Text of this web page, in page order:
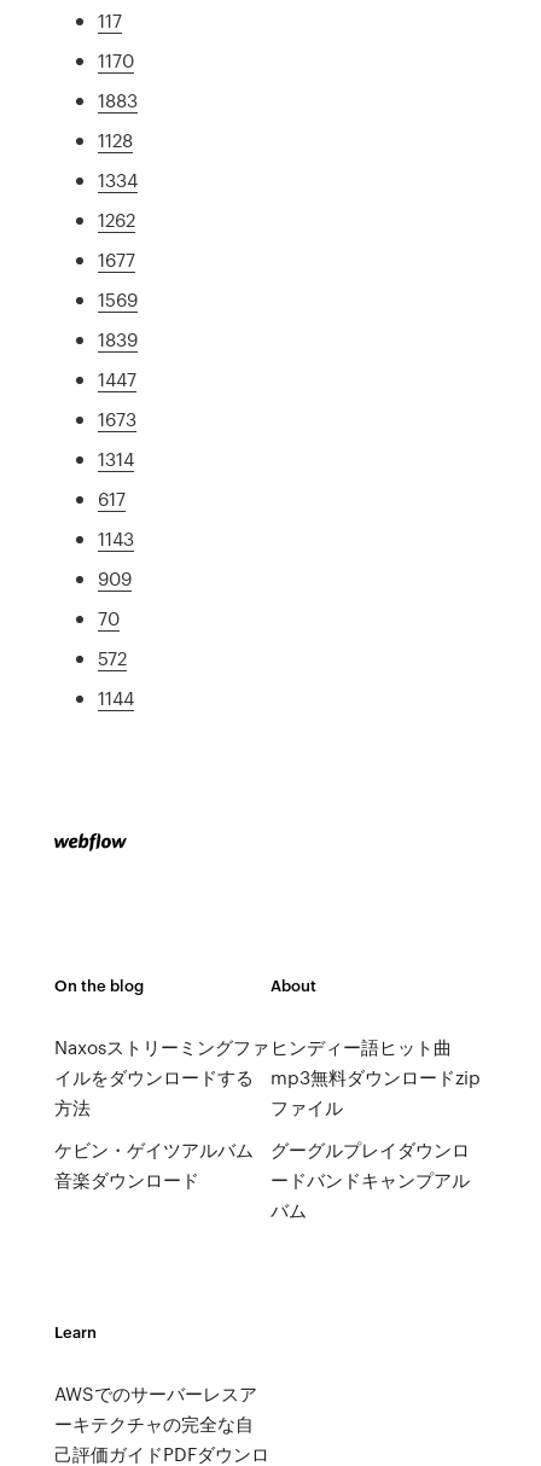
117
1170
1883
1128
1334
1262
1677
1569
1839
1447
1673
1314
617
1143
909
70
572
1144
On the blog
Naxosストリーミングファ
イルをダウンロードする
方法
ケビン・ゲイツアルバム
音楽ダウンロード
About
ヒンディー語ヒット曲
mp3無料ダウンロードzip
ファイル
グーグルプレイダウンロ
ードバンドキャンプアル
バム
Learn
AWSでのサーバーレスア
ーキテクチャの完全な自
己評価ガイドPDFダウンロ